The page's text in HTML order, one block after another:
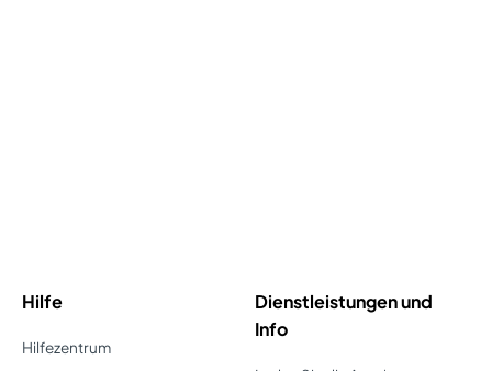
Hilfe
Hilfezentrum
Dienstleistungen und
Info